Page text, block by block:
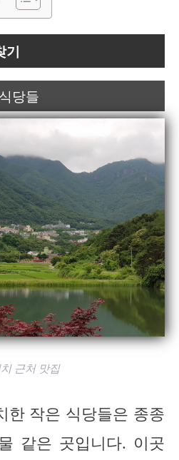
기
당들
근처 맛집
한 작은 식당들은 종종
같은 곳입니다. 이곳